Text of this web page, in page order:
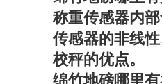
称重传感器内
传感器的非线
校秤的优点。
绵竹地磅哪里